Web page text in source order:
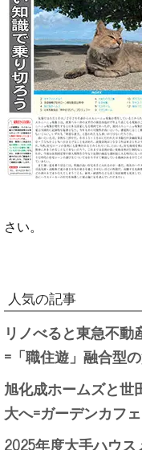
さい。
人気の記事
リノべると東急不
=「職住遊」融合型
旭化成ホームズと世
大へ=ガーデンカフ
2025年度大手ハウ